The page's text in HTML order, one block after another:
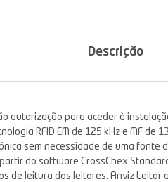
Descrição
autorização para aceder à
RFID EM de 125 kHz e MF de
sem necessidade de uma
do software CrossChex
de leitura dos leitores. Anviz Leitor